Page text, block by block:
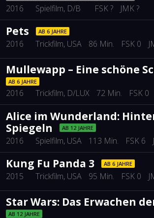
2016 Spielfilm, D/B FSK ? JMK ?
Pets AB 6 JAHRE
2016 Trickfilm, USA 86 Min. FSK 0
Mullewapp – Eine schöne
AB 6 JAHRE
2016 Trickfilm, D/LUX 72 Min. FSK 0
Alice im Wunderland:
Spiegeln
AB 12 JAHRE
2016 Spielfilm, USA 113 Min. FSK 6
Kung Fu Panda 3 AB 6 JAHRE
2015 Trickfilm, USA 95 Min. FSK 0
Star Wars: Das Erwachen
AB 12 JAHRE